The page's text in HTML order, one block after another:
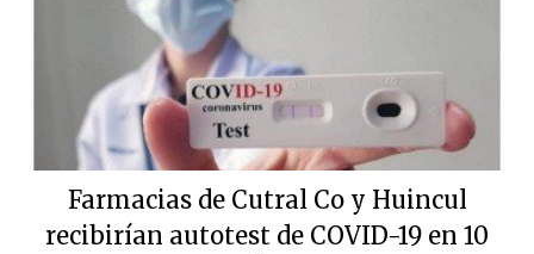
Farmacias de Cutral Co y Huincul
recibirían autotest de COVID-19 en 10